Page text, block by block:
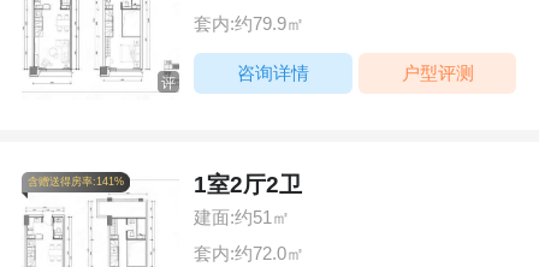
评
套内:约79.9㎡
咨询详情 户型评测
含赠送得房率:141% 1室2厅2卫
建面:约51㎡
套内:约72.0㎡